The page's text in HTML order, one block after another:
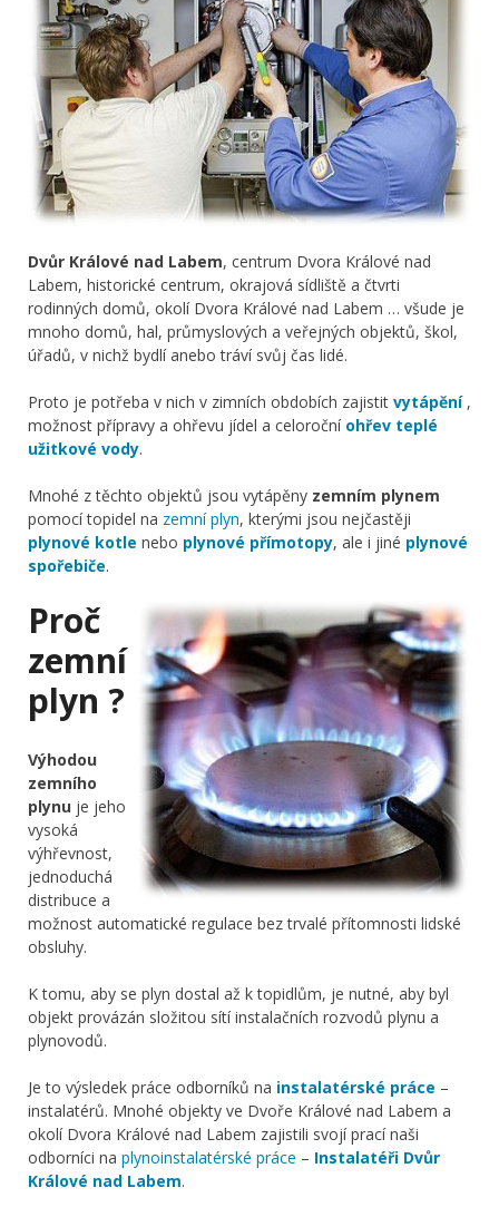
Dvůr Králové nad Labem, centrum Dvora Králové nad
Labem, historické centrum, okrajová sídliště a čtvrti
rodinných domů, okolí Dvora Králové nad Labem … všude je
mnoho domů, hal, průmyslových a veřejných objektů, škol,
úřadů, v nichž bydlí anebo tráví svůj čas lidé.
Proto je potřeba v nich v zimních obdobích zajistit vytápění,
možnost přípravy a ohřevu jídel a celoroční ohřev teplé
užitkové vody.
Mnohé z těchto objektů jsou vytápěny zemním plynem
pomocí topidel na zemní plyn, kterými jsou nejčastěji
plynové kotle nebo plynové přímotopy, ale i jiné plynové
spořebiče.
Proč
zemní
plyn ?
Výhodou
zemního
plynu je jeho
vysoká
výhřevnost,
jednoduchá
distribuce a
možnost automatické regulace bez trvalé přítomnosti lidské
obsluhy.
K tomu, aby se plyn dostal až k topidlům, je nutné, aby byl
objekt provázán složitou sítí instalačních rozvodů plynu a
plynovodů.
Je to výsledek práce odborníků na instalatérské práce –
instalatérů. Mnohé objekty ve Dvoře Králové nad Labem a
okolí Dvora Králové nad Labem zajistili svojí prací naši
odborníci na plynoinstalatérské práce – Instalatéři Dvůr
Králové nad Labem.